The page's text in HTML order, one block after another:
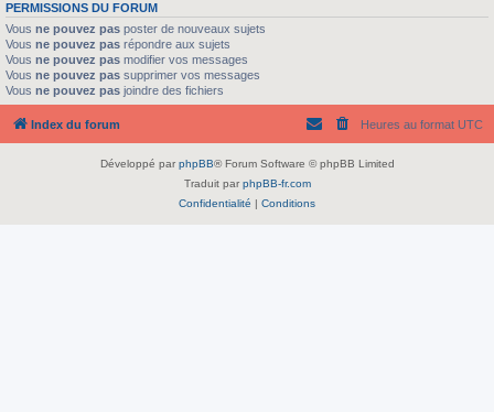
PERMISSIONS DU FORUM
Vous ne pouvez pas poster de nouveaux sujets
Vous ne pouvez pas répondre aux sujets
Vous ne pouvez pas modifier vos messages
Vous ne pouvez pas supprimer vos messages
Vous ne pouvez pas joindre des fichiers
Index du forum Heures au format UTC
Développé par phpBB® Forum Software © phpBB Limited
Traduit par phpBB-fr.com
Confidentialité | Conditions